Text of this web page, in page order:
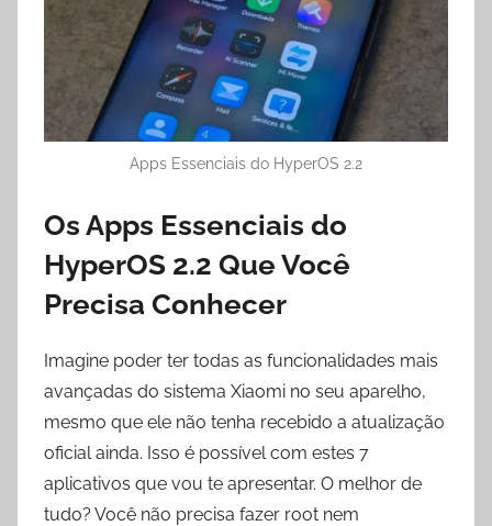
Apps Essenciais do HyperOS 2.2
Os Apps Essenciais do
HyperOS 2.2 Que Você
Precisa Conhecer
Imagine poder ter todas as funcionalidades mais
avançadas do sistema Xiaomi no seu aparelho,
mesmo que ele não tenha recebido a atualização
oficial ainda. Isso é possível com estes 7
aplicativos que vou te apresentar. O melhor de
tudo? Você não precisa fazer root nem